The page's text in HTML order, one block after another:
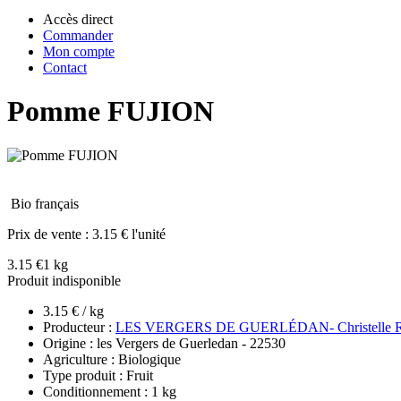
Accès direct
Commander
Mon compte
Contact
Pomme FUJION
Bio français
Prix de vente : 3.15 € l'unité
3.15 €1 kg
Produit indisponible
3.15 € / kg
Producteur : LES VERGERS DE GUERLÉDAN- Christelle
Origine : les Vergers de Guerledan - 22530
Agriculture : Biologique
Type produit : Fruit
Conditionnement : 1 kg